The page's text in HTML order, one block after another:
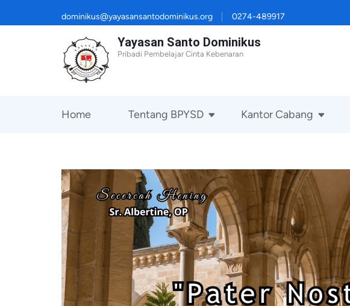
ke
dominikus@yayasansantodominikus.org 0274-489917
Yayasan Santo Dominikus
Pribadi Pembelajar Cinta Kebenaran
Home Tentang BPYSD Kantor Cabang